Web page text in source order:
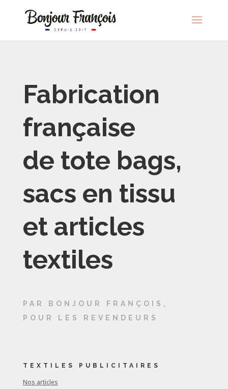
Fabrication
française
de tote bags,
sacs en tissu
et articles
textiles
PAR BONJOUR FRANÇOIS,
POUR LES REVENDEURS
TEXTILES PUBLICITAIRES
Nos articles